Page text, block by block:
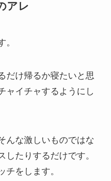
アレ
。
だけ帰るか寝たいと思
ャイチャするようにし
んな激しいものではな
したりするだけです。
チをします。